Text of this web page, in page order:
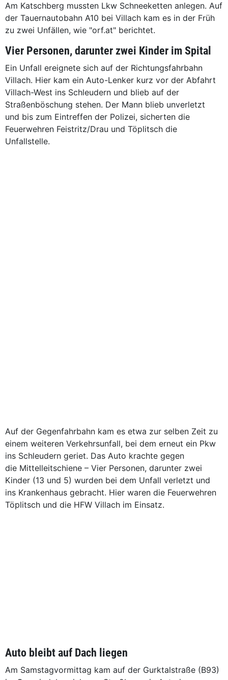
Am Katschberg mussten Lkw Schneeketten anlegen. Auf
der Tauernautobahn A10 bei Villach kam es in der Früh
zu zwei Unfällen, wie "orf.at" berichtet.
Vier Personen, darunter zwei Kinder im Spital
Ein Unfall ereignete sich auf der Richtungsfahrbahn
Villach. Hier kam ein Auto-Lenker kurz vor der Abfahrt
Villach-West ins Schleudern und blieb auf der
Straßenböschung stehen. Der Mann blieb unverletzt
und bis zum Eintreffen der Polizei, sicherten die
Feuerwehren Feistritz/Drau und Töplitsch die
Unfallstelle.
Auf der Gegenfahrbahn kam es etwa zur selben Zeit zu
einem weiteren Verkehrsunfall, bei dem erneut ein Pkw
ins Schleudern geriet. Das Auto krachte gegen
die Mittelleitschiene – Vier Personen, darunter zwei
Kinder (13 und 5) wurden bei dem Unfall verletzt und
ins Krankenhaus gebracht. Hier waren die Feuerwehren
Töplitsch und die HFW Villach im Einsatz.
Auto bleibt auf Dach liegen
Am Samstagvormittag kam auf der Gurktalstraße (B93)